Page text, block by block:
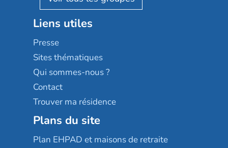
Stella management
Les villages d'or
Sérénys
Résidences services Villa Médicis
Groupe aplus
Liens utiles
Presse
Sites thématiques
Qui sommes-nous ?
Contact
Trouver ma résidence
Plans du site
Plan EHPAD et maisons de retraite